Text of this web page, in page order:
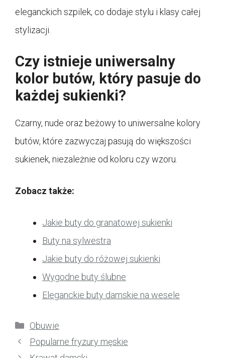
eleganckich szpilek, co dodaje stylu i klasy całej
stylizacji.
Czy istnieje uniwersalny
kolor butów, który pasuje do
każdej sukienki?
Czarny, nude oraz beżowy to uniwersalne kolory
butów, które zazwyczaj pasują do większości
sukienek, niezależnie od koloru czy wzoru.
Zobacz także:
Jakie buty do granatowej sukienki
Buty na sylwestra
Jakie buty do różowej sukienki
Wygodne buty ślubne
Eleganckie buty damskie na wesele
Kategorie
Obuwie
Popularne fryzury męskie